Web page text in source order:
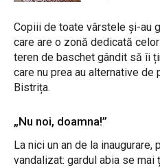
Copiii de toate vârstele și-au
care are o zonă dedicată
teren de baschet gândit să îi
care nu prea au alternative
Bistrița.
„Nu noi, doamna!”
La nici un an de la
vandalizat: gardul abia se mai